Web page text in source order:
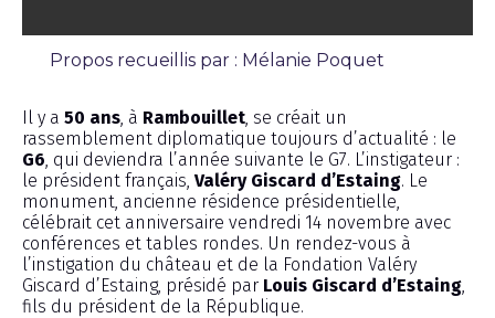
Propos recueillis par : Mélanie Poquet
Il y a 50 ans , à Rambouillet , se créait un
rassemblement diplomatique toujours d’actualité : le
G6 , qui deviendra l’année suivante le G7. L’instigateur :
le président français, Valéry Giscard d’Estaing. Le
monument, ancienne résidence présidentielle,
célébrait cet anniversaire vendredi 14 novembre avec
conférences et tables rondes. Un rendez-vous à
l’instigation du château et de la Fondation Valéry
Giscard d’Estaing, présidé par Louis Giscard d’Estaing
fils du président de la République.